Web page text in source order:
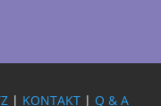
| KONTAKT | Q & A